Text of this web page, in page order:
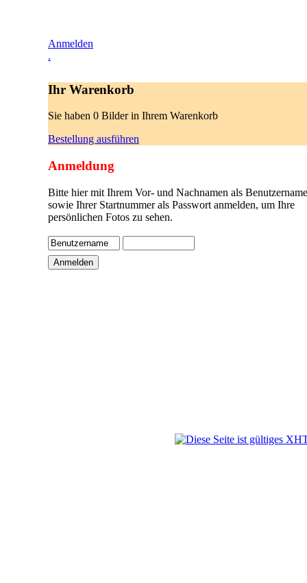
Anmelden
.
Ihr Warenkorb
Sie haben 0 Bilder in Ihrem Warenkorb
Bestellung ausführen
Anmeldung
Bitte hier mit Ihrem Vor- und Nachnamen als
sowie Ihrer Startnummer als Passwort anmelden, um Ihre
persönlichen Fotos zu sehen.